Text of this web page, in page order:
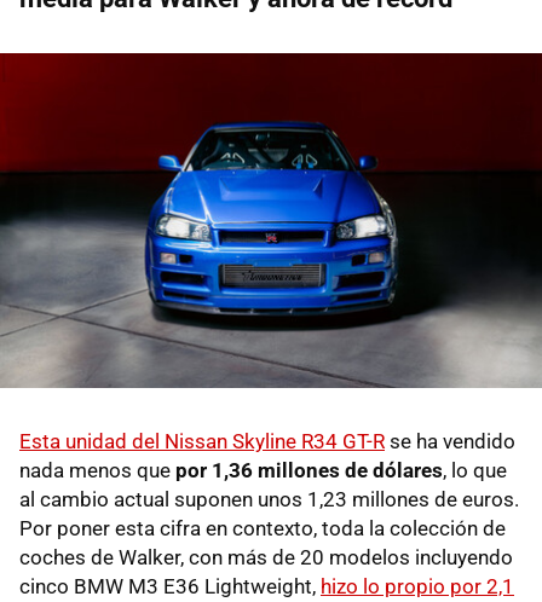
Esta unidad del Nissan Skyline R34 GT-R se ha vendido
nada menos que por 1,36 millones de dólares, lo que
al cambio actual suponen unos 1,23 millones de euros.
Por poner esta cifra en contexto, toda la colección de
coches de Walker, con más de 20 modelos incluyendo
cinco BMW M3 E36 Lightweight, hizo lo propio por 2,1